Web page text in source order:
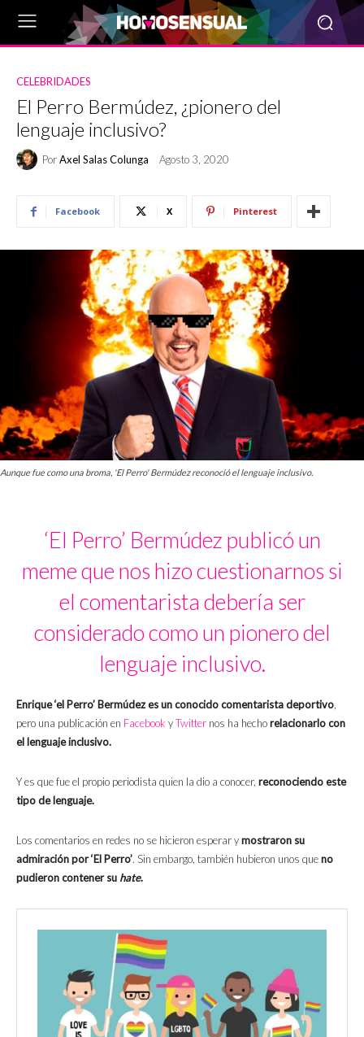
CELEBRIDADES
El Perro Bermúdez, ¿pionero del
lenguaje inclusivo?
PorAxel Salas Colunga Agosto 3, 2020
Facebook X Pinterest
Aunque fue como una broma, 'El Perro' Bermúdez reconoció el lenguaje inclusivo.
‘El Perro’ Bermúdez publicó un
meme que nos hizo cuestionarnos si
el comentarista debería ser
considerado como un pionero del
lenguaje inclusivo.
Enrique ‘el Perro’ Bermúdezes un conocido comentarista deportivo
pero una publicación en Facebook yTwitter nos ha hechorelacionarlo con
el lenguaje inclusivo.
Y es que fue el propio periodista quien la dio a conocer, reconociendo este
tipo de lenguaje.
Los comentarios en redes no se hicieron esperar ymostraron su
admiración por ‘El Perro’. Sin embargo, también hubieron unos queno
pudieron contener su hate.